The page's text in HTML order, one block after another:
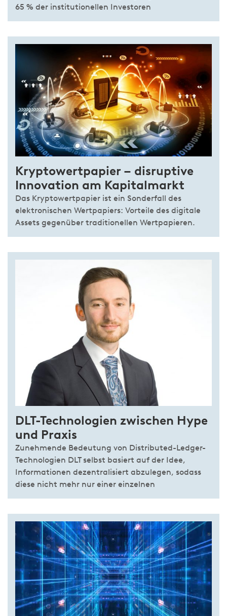
65 % der institutionellen Investoren
Kryptowertpapier – disruptive
Innovation am Kapitalmarkt
Das Kryptowertpapier ist ein Sonderfall des
elektronischen Wertpapiers: Vorteile des digitale
Assets gegenüber traditionellen Wertpapieren.
DLT-Technologien zwischen Hype
und Praxis
Zunehmende Bedeutung von Distributed-Ledger-
Technologien DLT selbst basiert auf der Idee,
Informationen dezentralisiert abzulegen, sodass
diese nicht mehr nur einer einzelnen